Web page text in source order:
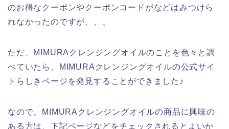
のお得なクーポンやクーポンコードがなどはみつけら
れなかったのですが、、、
ただ、MIMURAクレンジングオイルのことを色々と調
べていたら、MIMURAクレンジングオイルの公式サイ
トらしきページを発見することができました♪
なので、MIMURAクレンジングオイルの商品に興味の
ある方は、下記ページなどをチェックされるとよいか